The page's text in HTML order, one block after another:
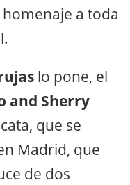
homenaje a toda
lo pone, el
and Sherry
que se
Madrid, que
de dos